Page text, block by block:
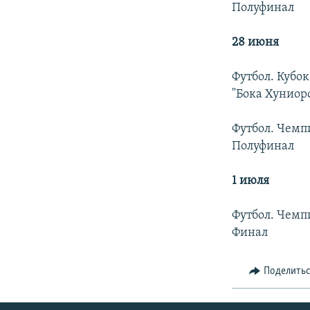
Полуфинал
28 июня
Футбол.
"Бока
Футбол.
Полуфинал
1 июля
Футбол.
Финал